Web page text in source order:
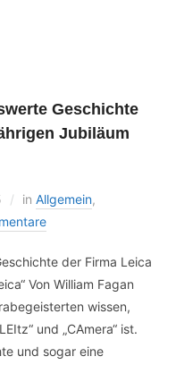
Geschichte
Jubiläum
in Allgemein,
der Firma Leica
Von William Fagan
wissen,
und „CAmera“ ist.
und sogar eine